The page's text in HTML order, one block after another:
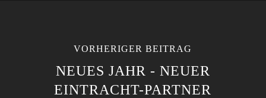
VORHERIGER BEITRAG
NEUES JAHR - NEUER
EINTRACHT-PARTNER